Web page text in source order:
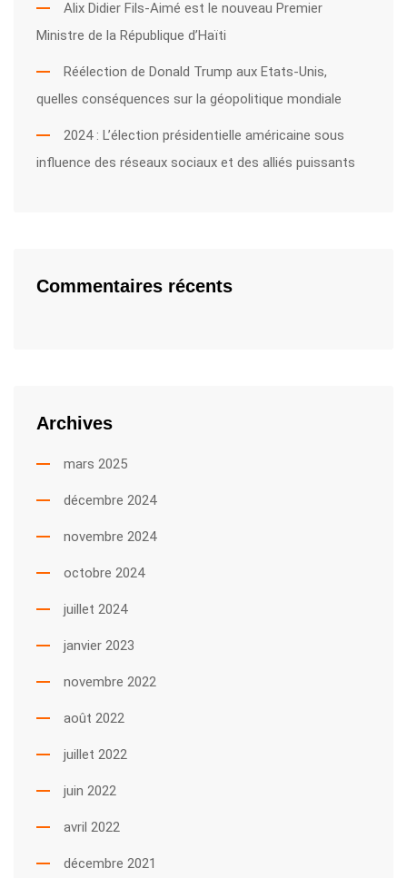
Alix Didier Fils-Aimé est le nouveau Premier
Ministre de la République d’Haïti
Réélection de Donald Trump aux Etats-Unis,
quelles conséquences sur la géopolitique mondiale
2024 : L’élection présidentielle américaine sous
influence des réseaux sociaux et des alliés puissants
Commentaires récents
Archives
mars 2025
décembre 2024
novembre 2024
octobre 2024
juillet 2024
janvier 2023
novembre 2022
août 2022
juillet 2022
juin 2022
avril 2022
décembre 2021